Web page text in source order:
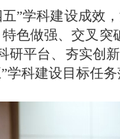
”学科建设成效
色做强、交叉
研平台、夯实创
科建设目标任务